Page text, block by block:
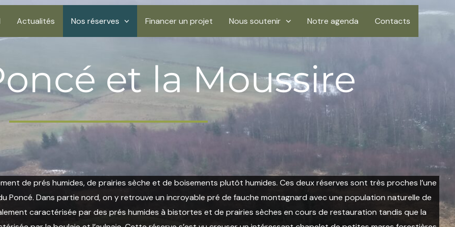
Actualités Nos réserves Financer un projet Nous soutenir Notre agenda Contacts
et la Moussire
de prés humides, de prairies sèche et de boisements plutôt humides. Ces deux réserves sont très proches l’une
Poncé. Dans partie nord, on y retrouve un incroyable pré de fauche montagnard avec une population naturelle de
caractérisée par des prés humides à bistortes et de prairies sèches en cours de restauration tandis que la